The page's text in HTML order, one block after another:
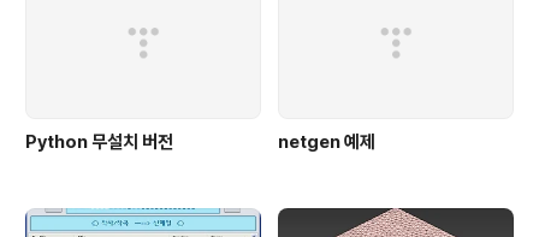
Python 무설치 버전 netgen 예제